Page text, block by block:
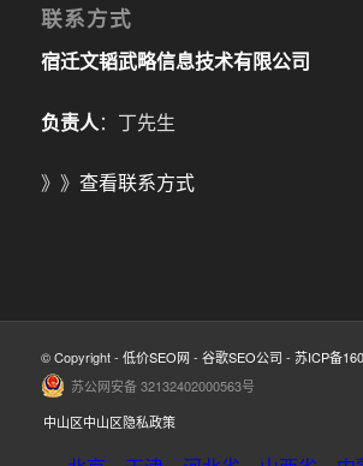
联系方式
宿迁文韬武略信息技术有限公司
负责人：丁先生
》》 查看联系方式
© Copyright - 低价SEO网 - 谷歌SEO公司 - 苏ICP备
苏公网安备 32132402000563号
中山区中山区隐私政策